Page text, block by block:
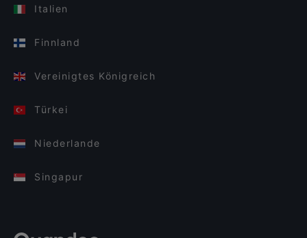
Italien
Finnland
Vereinigtes Königreich
Türkei
Niederlande
Singapur